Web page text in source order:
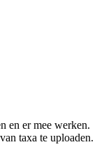
en er mee werken.
taxa te uploaden.